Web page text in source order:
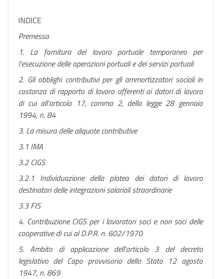
INDICE
Premessa
1. La fornitura del lavoro portuale temporaneo per
l’esecuzione delle operazioni portuali e dei servizi portuali
2. Gli obblighi contributivi per gli ammortizzatori sociali in
costanza di rapporto di lavoro afferenti ai datori di lavoro
di cui all’articolo 17, comma 2, della legge 28 gennaio
1994, n. 84
3. La misura delle aliquote contributive
3.1 IMA
3.2 CIGS
3.2.1 Individuazione della platea dei datori di lavoro
destinatari delle integrazioni salariali straordinarie
3.3 FIS
4. Contribuzione CIGS per i lavoratori soci e non soci delle
cooperative di cui al D.P.R. n. 602/1970
5. Ambito di applicazione dell’articolo 3 del decreto
legislativo del Capo provvisorio dello Stato 12 agosto
1947, n. 869